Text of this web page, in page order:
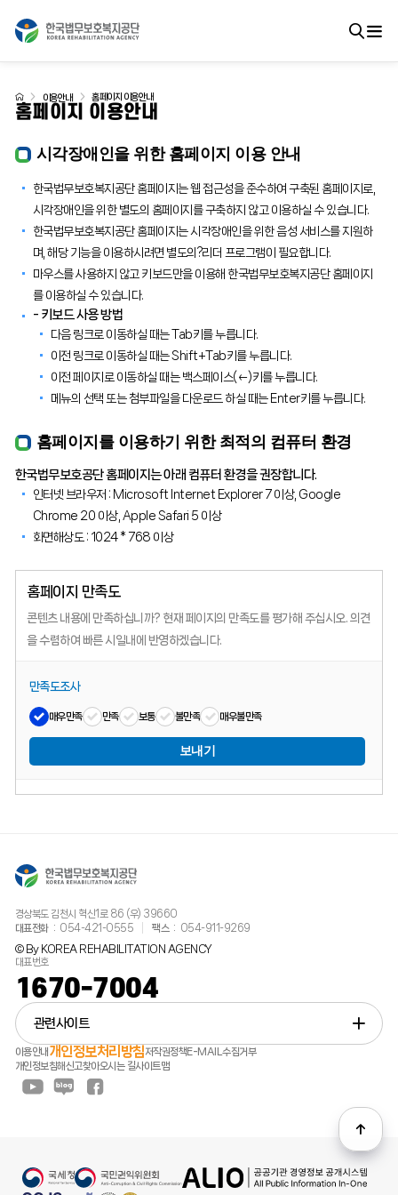
홈페이지 이용안내
이용안내 홈페이지 이용안내
시각장애인을 위한 홈페이지 이용 안내
한국법무보호복지공단 홈페이지는 웹 접근성을 준수하여 구축된 홈페이지로,
시각장애인을 위한 별도의 홈페이지를 구축하지 않고 이용하실 수 있습니다.
한국법무보호복지공단 홈페이지는 시각장애인을 위한 음성 서비스를 지원하
며, 해당 기능을 이용하시려면 별도의?리더 프로그램이 필요합니다.
마우스를 사용하지 않고 키보드만을 이용해 한국법무보호복지공단 홈페이지
를 이용하실 수 있습니다.
- 키보드 사용 방법
다음 링크로 이동하실 때는 Tab키를 누릅니다.
이전 링크로 이동하실 때는 Shift+Tab키를 누릅니다.
이전 페이지로 이동하실 때는 백스페이스(←)키를 누릅니다.
메뉴의 선택 또는 첨부파일을 다운로드 하실 때는 Enter키를 누릅니다.
홈페이지를 이용하기 위한 최적의 컴퓨터 환경
한국법무보호공단 홈페이지는 아래 컴퓨터 환경을 권장합니다.
인터넷 브라우저 : Microsoft Internet Explorer 7 이상, Google
Chrome 20 이상, Apple Safari 5 이상
화면해상도 : 1024 * 768 이상
홈페이지 만족도
콘텐츠 내용에 만족하십니까? 현재 페이지의 만족도를 평가해 주십시오. 의견
을 수렴하여 빠른 시일내에 반영하겠습니다.
만족도조사
매우만족 만족 보통 불만족 매우불만족
보내기
이용안내 개인정보처리방침저작권정책E-MAIL수집거부
개인정보침해신고찾아오시는 길사이트맵
경상북도 김천시 혁신1로 86 (우) 39660
대표전화
054-421-0555 팩스 054-911-9269
© By KOREA REHABILITATION AGENCY
대표번호
1670-7004
관련사이트